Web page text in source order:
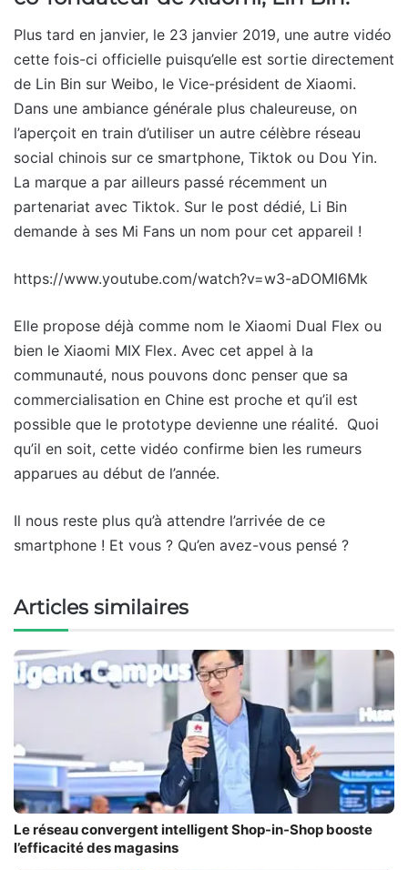
Plus tard en janvier, le 23 janvier 2019, une autre vidéo
cette fois-ci officielle puisqu’elle est sortie directement
de Lin Bin sur Weibo, le Vice-président de Xiaomi.
Dans une ambiance générale plus chaleureuse, on
l’aperçoit en train d’utiliser un autre célèbre réseau
social chinois sur ce smartphone, Tiktok ou Dou Yin.
La marque a par ailleurs passé récemment un
partenariat avec Tiktok. Sur le post dédié, Li Bin
demande à ses Mi Fans un nom pour cet appareil !
https://www.youtube.com/watch?v=w3-aDOMI6Mk
Elle propose déjà comme nom le Xiaomi Dual Flex ou
bien le Xiaomi MIX Flex. Avec cet appel à la
communauté, nous pouvons donc penser que sa
commercialisation en Chine est proche et qu’il est
possible que le prototype devienne une réalité. Quoi
qu’il en soit, cette vidéo confirme bien les rumeurs
apparues au début de l’année.
Il nous reste plus qu’à attendre l’arrivée de ce
smartphone ! Et vous ? Qu’en avez-vous pensé ?
Articles similaires
Le réseau convergent intelligent Shop-in-Shop booste
l’efficacité des magasins